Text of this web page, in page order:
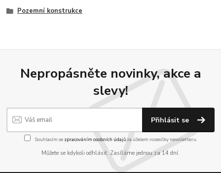
Pozemní konstrukce
Nepropásněte novinky, akce a
slevy!
Přihlásit se
Souhlasím se zpracováním osobních údajůza účelem rozesílky newsletteru.
Můžete se kdykoli odhlásit. Zasíláme jednou za 14 dní.